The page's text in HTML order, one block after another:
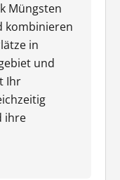
Müngsten
kombinieren
in
und
Ihr
ihre